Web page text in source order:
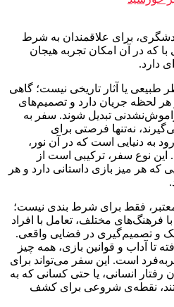
برای علاقمندان به شرط
که در آن امکان تجربه هیجان
دارد.
طبیعی یا آثار تاریخی نیست؛ گاهی
لحظه جریان دارد و تصمیم‌های
تبدیل شوند. سفر به
نه‌تنها فرصتی برای
به دنیایی است که در آن نور،
نوع سفر، ترکیبی‌ است از
که هر میز بازی داستانی دارد و هر
فقط برای شرط‌ بندی نیست؛
فرهنگ‌های مختلف، تعامل با افراد
و تصمیم‌گیری در فضایی واقعی.
تا آداب و قوانین بازی، همه چیز
است. این سفر می‌تواند برای
رفتار انسانی، یا حتی کسانی که به
نقطه‌ی شروعی برای کشف